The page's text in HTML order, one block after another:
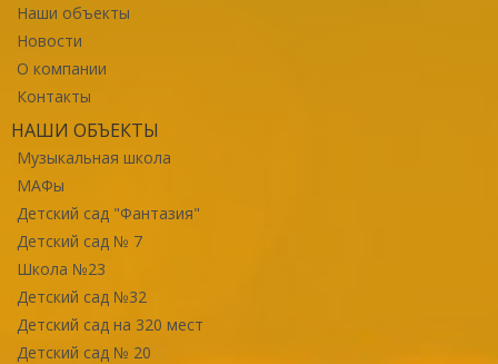
Наши объекты
Новости
О компании
Контакты
НАШИ ОБЪЕКТЫ
Музыкальная школа
МАФы
Детский сад "Фантазия"
Детский сад № 7
Школа №23
Детский сад №32
Детский сад на 320 мест
Детский сад № 20